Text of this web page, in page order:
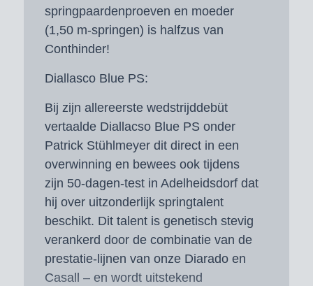
springpaardenproeven en moeder
(1,50 m-springen) is halfzus van
Conthinder!
Diallasco Blue PS:
Bij zijn allereerste wedstrijddebüt
vertaalde Diallacso Blue PS onder
Patrick Stühlmeyer dit direct in een
overwinning en bewees ook tijdens
zijn 50-dagen-test in Adelheidsdorf dat
hij over uitzonderlijk springtalent
beschikt. Dit talent is genetisch stevig
verankerd door de combinatie van de
prestatie-lijnen van onze Diarado en
Casall – en wordt uitstekend